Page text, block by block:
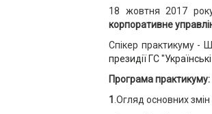
18 жовтня 2017
корпоративне
Спікер практикуму -
президії ГС
Програма практикуму:
1 .Огляд основних